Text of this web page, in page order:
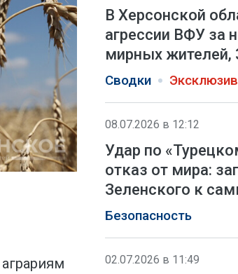
В Херсонской
агрессии ВФУ за
мирных жителей,
Сводки Эксклюзив
08.07.2026 в 12:12
Удар по
отказ от мира:
Зеленского к
Безопасность
02.07.2026 в 11:49